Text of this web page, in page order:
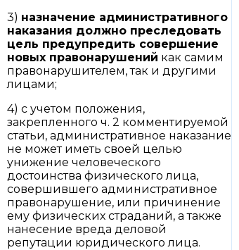
3) назначение административного
наказания должно преследовать
цель предупредить совершение
новых правонарушений как самим
правонарушителем, так и другими
лицами;
4) с учетом положения,
закрепленного ч. 2 комментируемой
статьи, административное наказание
не может иметь своей целью
унижение человеческого
достоинства физического лица,
совершившего административное
правонарушение, или причинение
ему физических страданий, а также
нанесение вреда деловой
репутации юридического лица.